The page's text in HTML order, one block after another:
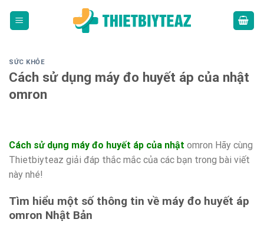
SỨC KHỎE
Cách sử dụng máy đo huyết áp của nhật
omron
Cách sử dụng máy đo huyết áp của nhật omron Hãy cùng
Thietbiyteaz giải đáp thắc mắc của các bạn trong bài viết
này nhé!
Tìm hiểu một số thông tin về máy đo huyết áp
omron Nhật Bản